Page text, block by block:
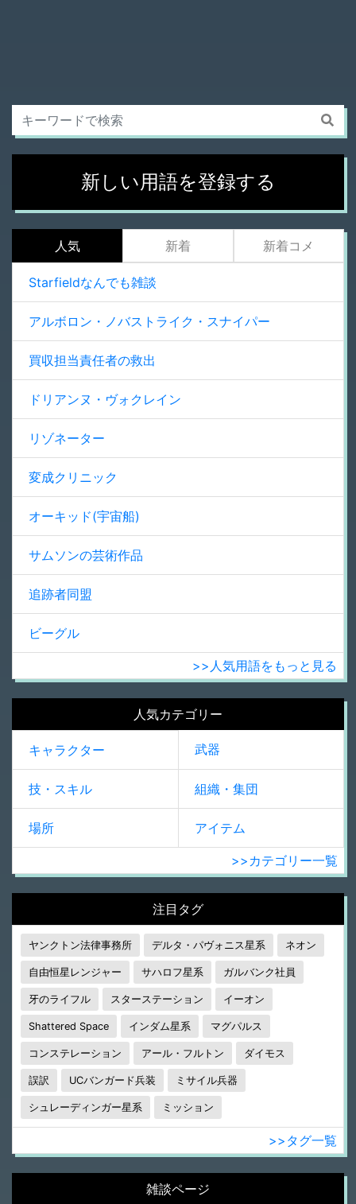
新しい用語を登録する
人気 新着 新着コメ
Starfieldなんでも雑談
アルボロン・ノバストライク・スナイパー
買収担当責任者の救出
ドリアンヌ・ヴォクレイン
リゾネーター
変成クリニック
オーキッド(宇宙船)
サムソンの芸術作品
追跡者同盟
ビーグル
>>人気用語をもっと見る
人気カテゴリー
キャラクター 武器
技・スキル 組織・集団
場所 アイテム
>>カテゴリー一覧
注目タグ
ヤンクトン法律事務所 デルタ・パヴォニス星系 ネオン
自由恒星レンジャー サハロフ星系 ガルバンク社員
牙のライフル スターステーション イーオン
Shattered Space インダム星系 マグパルス
コンステレーション アール・フルトン ダイモス
誤訳 UCバンガード兵装 ミサイル兵器
シュレーディンガー星系 ミッション
>>タグ一覧
雑談ページ